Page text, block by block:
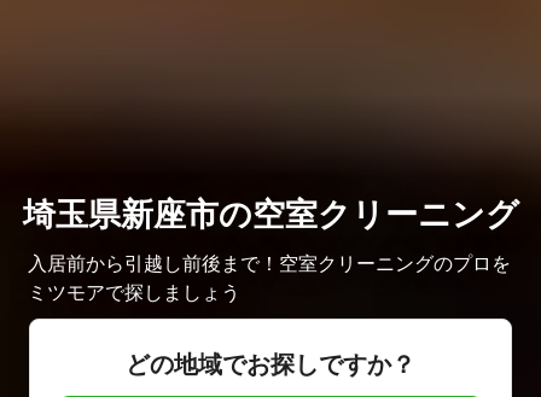
埼玉県新座市の空室クリーニング
入居前から引越し前後まで！空室クリーニングのプロを
ミツモアで探しましょう
どの地域でお探しですか？